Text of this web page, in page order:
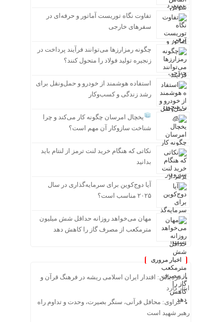
تفاوت نگاه توریست آماتور و حرفه‌ای در
سفرهای خارجی
چگونه رمزارزها می‌توانند فرآیند پرداخت در
زنجیره تولید فولاد را متحول کنند؟
استفاده هوشمند از خودرو و حمل‌ونقل برای
رشد زندگی و کسب‌وکار
یخچال امرسان چگونه کار می‌کند و چرا
شناخت سازوکار آن مهم است؟
نکاتی که هنگام خرید لنت ترمز از لنتام باید
بدانید
آیا دوج‌کوین برای سرمایه‌گذاری در سال
۲۰۲۵ مناسب است؟
مهان می‌خواهد روزانه حداقل شش میلیون
مترمکعب از مصرف گاز را کاهش دهد
اخبار مروری
قره‌باش: اقتدار ایران اسلامی ریشه در فرهنگ قرآن و
ایثار دارد
غراوی: محافل قرآنی، سنگر بصیرت، وحدت و تداوم راه
رهبر شهید است